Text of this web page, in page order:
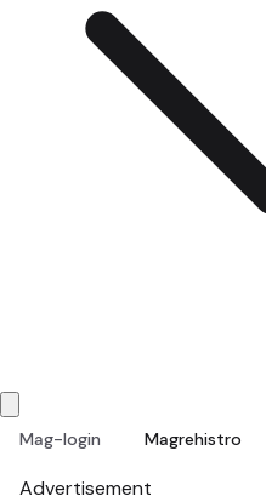
Mag-login Magrehistro
Advertisement